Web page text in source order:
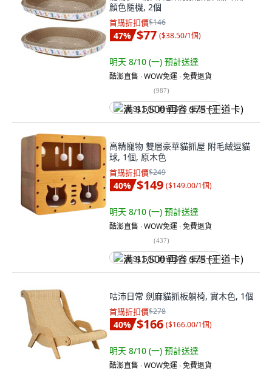
顏色隨機, 2個
首購折扣價$146
47% $77 ($38.50/1個)
明天 8/10 (一) 預計送達
酷澎直售 ∙ WOW免運 ∙ 免費退貨
(987)
满 $1,500 再省 $75 (王道卡)
高精寵物 雙層豪華貓抓屋 附毛絨逗貓
球, 1個, 原木色
首購折扣價$249
40% $149 ($149.00/1個)
明天 8/10 (一) 預計送達
酷澎直售 ∙ WOW免運 ∙ 免費退貨
(437)
满 $1,500 再省 $75 (王道卡)
咕沛日常 劍麻貓抓板躺椅, 實木色, 1個
首購折扣價$278
40% $166 ($166.00/1個)
明天 8/10 (一) 預計送達
酷澎直售 ∙ WOW免運 ∙ 免費退貨